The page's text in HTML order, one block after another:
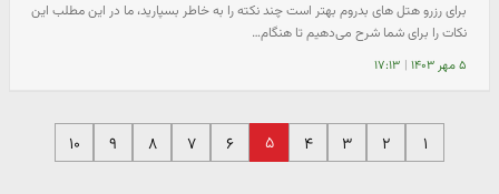
برای رزرو هتل های بدروم بهتر است چند نکته را به خاطر بسپارید، ما در این مطلب این
نکات را برای شما شرح می‌دهیم تا هنگام…
۵ مهر ۱۴۰۳ | ۱۷:۱۳
۱ ۲ ۳ ۴ ۵ ۶ ۷ ۸ ۹ ۱۰